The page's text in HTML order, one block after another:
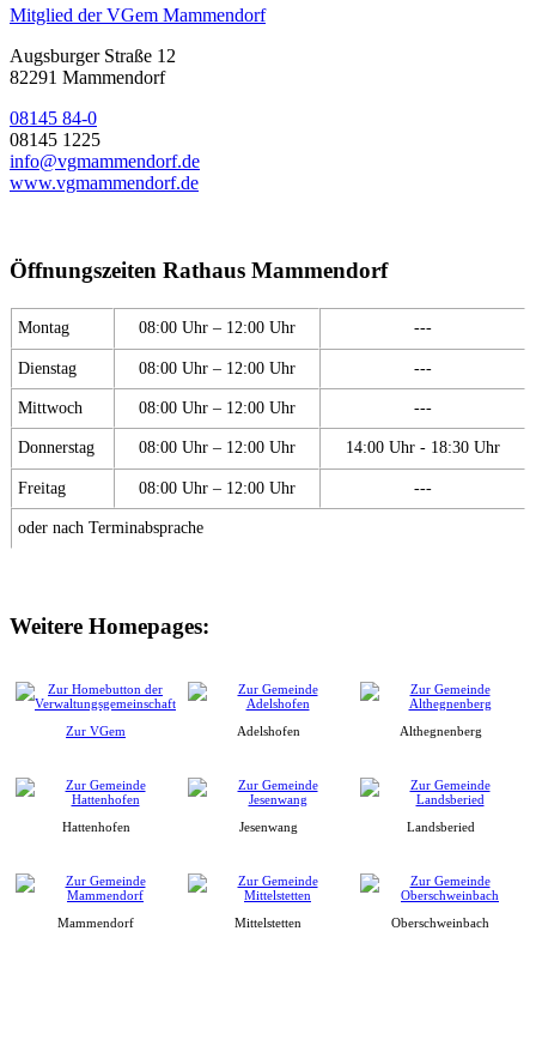
Mitglied der VGem Mammendorf
Augsburger Straße 12
82291 Mammendorf
08145 84-0
08145 1225
info@vgmammendorf.de
www.vgmammendorf.de
Öffnungszeiten Rathaus Mammendorf
Montag 08:00 Uhr – 12:00 Uhr ---
Dienstag 08:00 Uhr – 12:00 Uhr ---
Mittwoch 08:00 Uhr – 12:00 Uhr ---
Donnerstag 08:00 Uhr – 12:00 Uhr 14:00 Uhr - 18:30 Uhr
Freitag 08:00 Uhr – 12:00 Uhr ---
oder nach Terminabsprache
Weitere Homepages:
Zur VGem Adelshofen Althegnenberg
Hattenhofen Jesenwang Landsberied
Mammendorf Mittelstetten Oberschweinbach